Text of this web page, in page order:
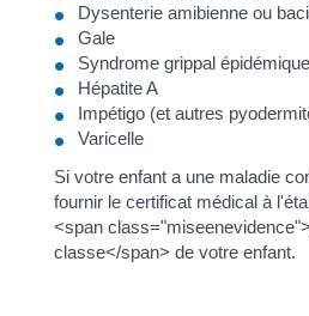
Dysenterie amibienne ou
Gale
Syndrome grippal épidémique
Hépatite A
Impétigo (et autres
Varicelle
Si votre enfant a une maladie
fournir le certificat médical à
<span
classe</span> de votre enfant.